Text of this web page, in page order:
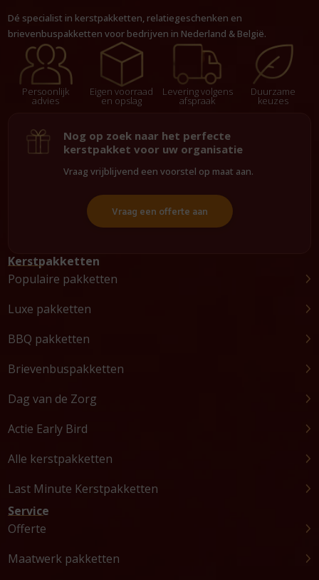
Dé specialist in kerstpakketten, relatiegeschenken en
brievenbuspakketten voor bedrijven in Nederland & België.
Persoonlijk
advies
Eigen voorraad
en opslag
Levering volgens
afspraak
Duurzame
keuzes
Nog op zoek naar het perfecte
kerstpakket voor uw organisatie
Vraag vrijblijvend een voorstel op maat aan.
Vraag een offerte aan
Kerstpakketten
Populaire pakketten
Luxe pakketten
BBQ pakketten
Brievenbuspakketten
Dag van de Zorg
Actie Early Bird
Alle kerstpakketten
Last Minute Kerstpakketten
Service
Offerte
Maatwerk pakketten